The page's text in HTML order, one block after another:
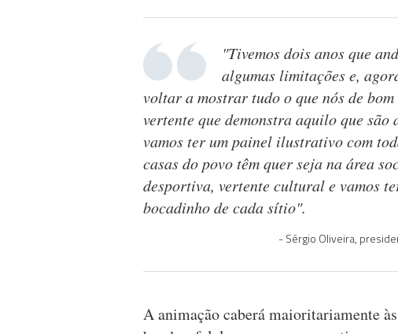
"Tivemos dois anos que
algumas limitações e,
voltar a mostrar tudo o que nós de
vertente que demonstra aquilo que são
vamos ter um painel ilustrativo com
casas do povo têm quer seja na área
desportiva, vertente cultural e vamos
bocadinho de cada sítio".
Sérgio Oliveira,
A animação caberá maioritariamente